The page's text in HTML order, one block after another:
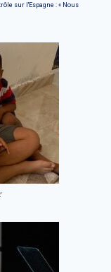
sur l'Espagne : « Nous